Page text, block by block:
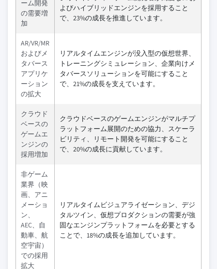
ーム開発
の需要増
加
よびハイブリッドエンジンを採用すること
で、23%の成長を推進しています。
AR/VR/MR
およびメ
タバース
アプリケ
ーション
の拡大
リアルタイムエンジンが没入型の仮想世界、
トレーニングシミュレーション、企業向けメ
タバースソリューションを可能にすること
で、21%の成長を支えています。
クラウド
ベースの
ゲームエ
ンジンの
採用増加
クラウドベースのゲームエンジンがマルチプ
ラットフォーム展開のための協力、スケーラ
ビリティ、リモート開発を可能にすること
で、20%の成長に貢献しています。
非ゲーム
業界（映
画、アニ
メーショ
ン、
AEC、自
動車、航
空宇宙）
での採用
拡大
リアルタイムビジュアライゼーション、デジ
タルツイン、仮想プロダクションの需要が強
固なエンジンプラットフォームを必要とする
ことで、18%の成長を追加しています。